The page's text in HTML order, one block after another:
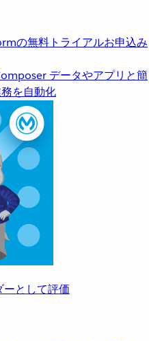
の無料トライアルお申込み
データやアプリと簡
を自動化
として評価